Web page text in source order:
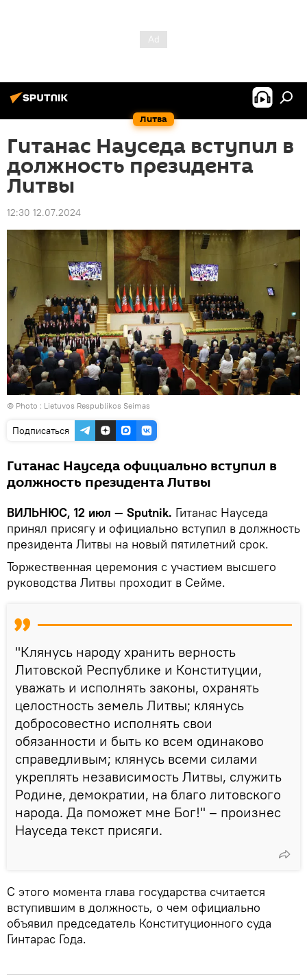
Литва
Гитанас Науседа вступил в
должность президента
Литвы
12:30 12.07.2024
© Photo : Lietuvos Respublikos Seimas
Подписаться
Гитанас Науседа официально вступил в
должность президента Литвы
ВИЛЬНЮС, 12 июл — Sputnik. Гитанас Науседа
принял присягу и официально вступил в должность
президента Литвы на новый пятилетний срок.
Торжественная церемония с участием высшего
руководства Литвы проходит в Сейме.
"Клянусь народу хранить верность
Литовской Республике и Конституции,
уважать и исполнять законы, охранять
целостность земель Литвы; клянусь
добросовестно исполнять свои
обязанности и быть ко всем одинаково
справедливым; клянусь всеми силами
укреплять независимость Литвы, служить
Родине, демократии, на благо литовского
народа. Да поможет мне Бог!" – произнес
Науседа текст присяги.
С этого момента глава государства считается
вступившим в должность, о чем официально
объявил председатель Конституционного суда
Гинтарас Года.